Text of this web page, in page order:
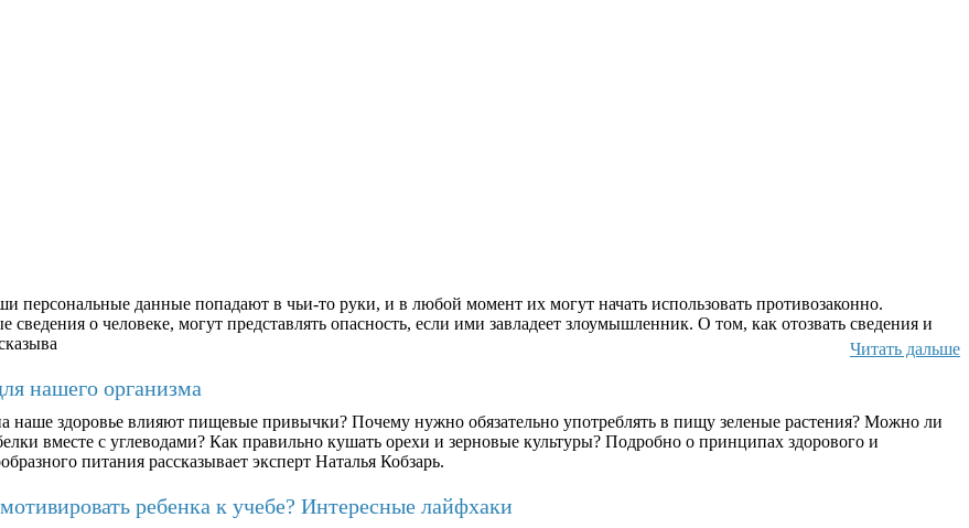
персональные данные попадают в чьи-то руки, и в любой момент их могут начать использовать противозаконно.
о человеке, могут представлять опасность, если ими завладеет злоумышленник. О том, как отозвать сведения и
Читать дальше
нашего организма
наше здоровье влияют пищевые привычки? Почему нужно обязательно употреблять в пищу зеленые растения? Можно ли
вместе с углеводами? Как правильно кушать орехи и зерновые культуры? Подробно о принципах здорового и
питания рассказывает эксперт Наталья Кобзарь.
ребенка к учебе? Интересные лайфхаки